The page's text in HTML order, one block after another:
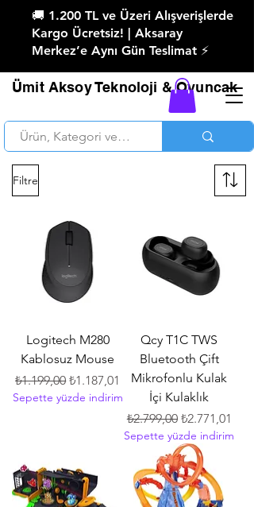
Ümit Aksoy Teknoloji & Oyuncak
🚚 1.200 TL ve Üzeri Alışverişlerde
Kargo Ücretsiz! | Aksaray
Merkez’e Aynı Gün Teslimat ⚡
Filtre
Logitech M280
Kablosuz Mouse
Normal Fiyat
₺1.199,00İndirimli Fiyat
₺1.187,01
Sepette yüzde indirim
Qcy T1C TWS
Bluetooth Çift
Mikrofonlu Kulak
İçi Kulaklık
Normal Fiyat
₺2.799,00 İndirimli Fiyat
₺2.771,01
Sepette yüzde indirim